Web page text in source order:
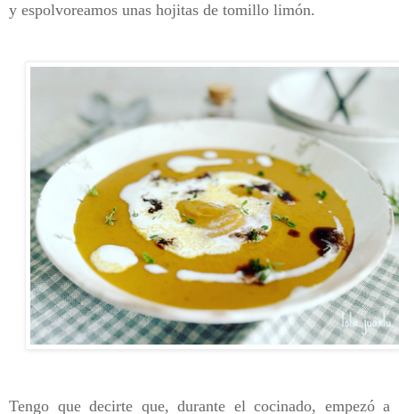
y espolvoreamos unas hojitas de tomillo limón.
Tengo que decirte que, durante el cocinado, empezó a